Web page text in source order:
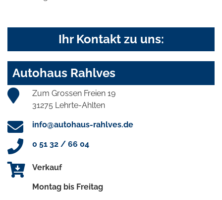
Ihr Kontakt zu uns:
Autohaus Rahlves
Zum Grossen Freien 19
31275 Lehrte-Ahlten
info@autohaus-rahlves.de
0 51 32 / 66 04
Verkauf
Montag bis Freitag